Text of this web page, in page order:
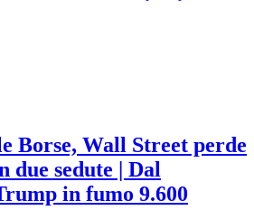
Borse, Wall Street perde
due sedute | Dal
in fumo 9.600